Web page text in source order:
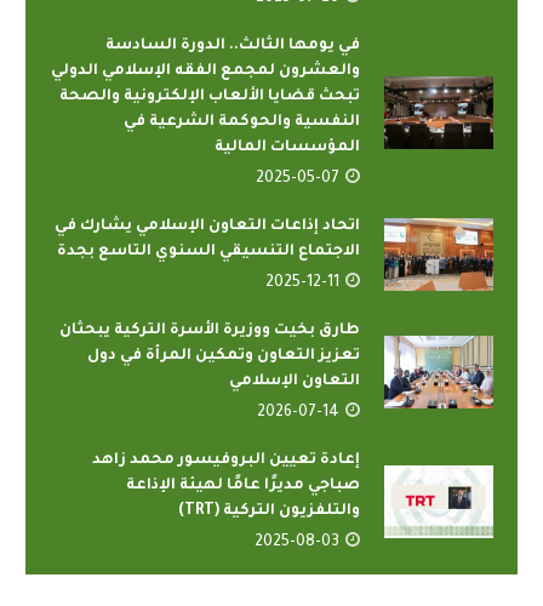
في يومها الثالث.. الدورة السادسة
والعشرون لمجمع الفقه الإسلامي الدولي
تبحث قضايا الألعاب الإلكترونية والصحة
النفسية والحوكمة الشرعية في
المؤسسات المالية
2025-05-07
اتحاد إذاعات التعاون الإسلامي يشارك في
الاجتماع التنسيقي السنوي التاسع بجدة
2025-12-11
طارق بخيت ووزيرة الأسرة التركية يبحثان
تعزيز التعاون وتمكين المرأة في دول
التعاون الإسلامي
2026-07-14
إعادة تعيين البروفيسور محمد زاهد
صباجي مديرًا عامًا لهيئة الإذاعة
والتلفزيون التركية (TRT)
2025-08-03